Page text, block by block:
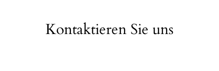
Kontaktieren Sie uns